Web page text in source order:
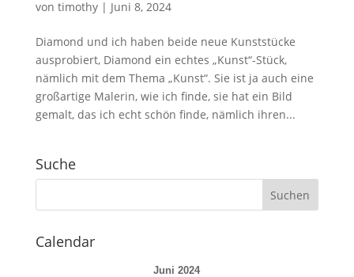
von timothy| Juni 8, 2024
Diamond und ich haben beide neue Kunststücke
ausprobiert, Diamond ein echtes „Kunst“-Stück,
nämlich mit dem Thema „Kunst“. Sie ist ja auch eine
großartige Malerin, wie ich finde, sie hat ein Bild
gemalt, das ich echt schön finde, nämlich ihren...
Suche
Calendar
Juni 2024